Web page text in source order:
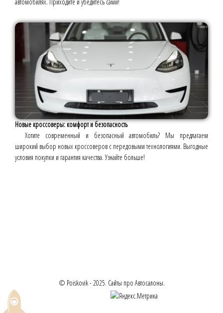
Новые кроссоверы: комфорт и безопасность
Хотите современный и безопасный автомобиль? Мы предлагаем
широкий выбор новых кроссоверов с передовыми технологиями. Выгодные
условия покупки и гарантия качества. Узнайте больше!
© Poiskovik - 2025. Сайты про Автосалоны.